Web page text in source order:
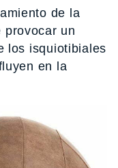
de la
provocar un
los isquiotibiales
en la